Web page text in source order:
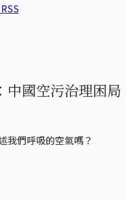
RSS
中國空污治理困局
我們呼吸的空氣嗎？